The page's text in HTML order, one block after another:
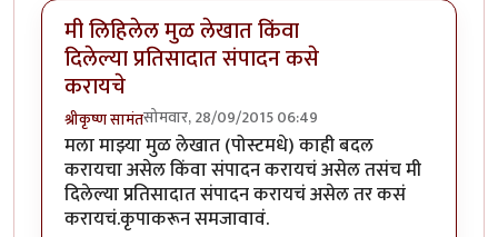
मी लिहिलेल मुळ लेखात किंवा
दिलेल्या प्रतिसादात संपादन कसे
करायचे
श्रीकृष्ण सामंतसोमवार, 28/09/2015 06:49
मला माझ्या मुळ लेखात (पोस्टमधे) काही बदल
करायचा असेल किंवा संपादन करायचं असेल तसंच मी
दिलेल्या प्रतिसादात संपादन करायचं असेल तर कसं
करायचं.कृपाकरून समजावावं.